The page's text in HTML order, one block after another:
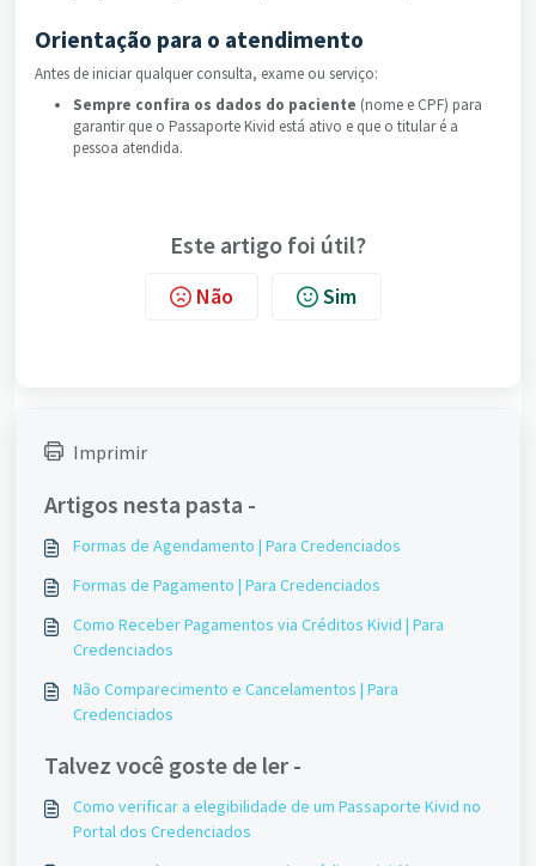
Orientação para o atendimento
Antes de iniciar qualquer consulta, exame ou serviço:
Sempre confira os dados do paciente (nome e CPF) para
garantir que o Passaporte Kivid está ativo e que o titular é a
pessoa atendida.
Este artigo foi útil?
Não Sim
Imprimir
Artigos nesta pasta -
Formas de Agendamento | Para Credenciados
Formas de Pagamento | Para Credenciados
Como Receber Pagamentos via Créditos Kivid | Para
Credenciados
Não Comparecimento e Cancelamentos | Para
Credenciados
Talvez você goste de ler -
Como verificar a elegibilidade de um Passaporte Kivid no
Portal dos Credenciados